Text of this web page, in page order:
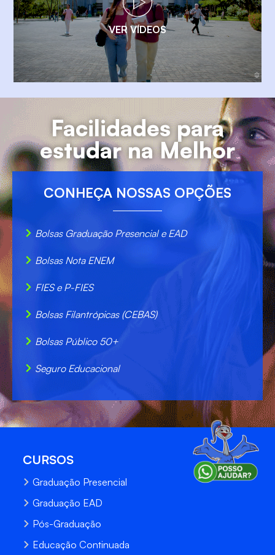
VER VÍDEOS
Facilidades para
estudar na Melhor
CONHEÇA NOSSAS OPÇÕES
Bolsas Graduação Presencial e EAD
Bolsas Nota ENEM
FIES e P-FIES
Bolsas Filantrópicas (CEBAS)
Bolsas Público 50+
Seguro Educacional
CURSOS
Graduação Presencial
Graduação EAD
Pós-Graduação
Educação Continuada